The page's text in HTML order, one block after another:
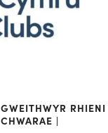
GWEITHWYR
CHWARAE
RHIENI